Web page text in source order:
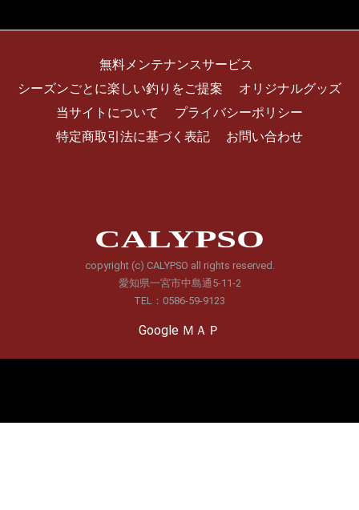
無料メンテナンスサービス
シーズンごとに楽しい釣りをご提案
オリジナルグッズ
当サイトについて
プライバシーポリシー
特定商取引法に基づく表記
お問い合わせ
CALYPSO
copyright (c) CALYPSO all rights reserved.
愛知県一宮市中島通5-11-2
TEL：0586-59-9123
Google ＭＡＰ